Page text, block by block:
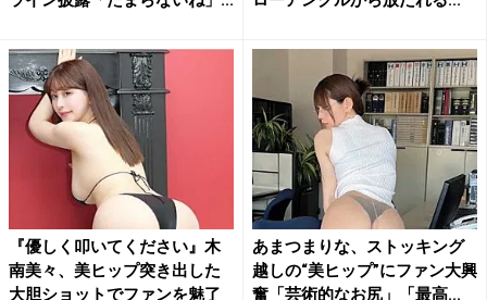
『優しく叩いてください』木
南美々、美ヒップ突き出した
大胆ショットでファンを魅了
あまつまりな、ストッキング
越しの“美ヒップ”にファン大興
奮「芸術的なお尻」「最高...